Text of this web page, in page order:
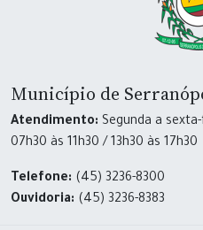
Município de
Atendimento: Segunda a
07h30 às 11h30 / 13h30 às 17h30
Telefone: (45) 3236-8300
Ouvidoria: (45) 3236-8383